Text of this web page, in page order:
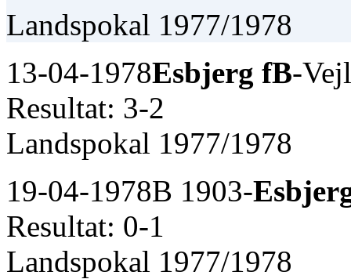
Landspokal 1977/1978
13-04-1978Esbjerg fB-
Resultat: 3-2
Landspokal 1977/1978
19-04-1978B 1903-
Resultat: 0-1
Landspokal 1977/1978